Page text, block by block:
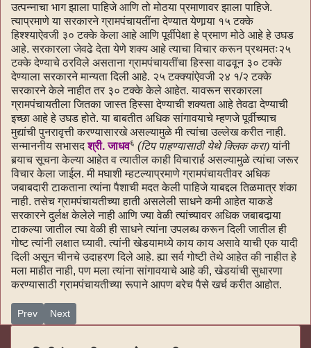
उत्पन्नाचा भाग झाला पाहिजे आणि तो मोठया प्रमाणावर झाला पाहिजे.
त्याप्रमाणे या सरकारने ग्रामपंचायतींना देण्यात येणार्‍या १५ टक्के
हिश्श्याऐवजी ३० टक्के केला आहे आणि पूर्वीपेक्षा हे प्रमाण मोठे आहे हे उघड
आहे. सरकारला जेवढे देता येणे शक्य आहे त्याचा विचार करून प्रथमतः२५
टक्के देण्याचे ठरविले असताना ग्रामपंचायतींचा हिस्सा वाढवून ३० टक्के
देण्याला सरकारने मान्यता दिली आहे. २५ टक्क्यांऐवजी २४ १/२ टक्के
सरकारने केले नाहीत तर ३० टक्के केले आहेत. यावरून सरकारला
ग्रामपंचायतीला जितका जास्त हिस्सा देण्याची शक्यता आहे तेवढा देण्याची
इच्छा आहे हे उघड होते. या बाबतीत अधिक सांगावयाचे म्हणजे पूर्वीच्याच
मुद्यांची पुनरावृत्ती करण्यासारखे असल्यामुळे मी त्यांचा उल्लेख करीत नाही.
सन्माननीय सभासदश्री. जाधव६ (टिप पाहण्यासाठी येथे क्लिक करा)यांनी
बर्‍याच सूचना केल्या आहेत व त्यातील काही विचारार्ह असल्यामुळे त्यांचा जरूर
विचार केला जाईल. मी मघाशी म्हटल्याप्रमाणे ग्रामपंचायतीवर अधिक
जबाबदारी टाकताना त्यांना पैशाची मदत केली पाहिजे याबद्दल तिळमात्र शंका
नाही. तसेच ग्रामपंचायतीच्या हाती असलेली साधने कमी आहेत याकडे
सरकारने दुर्लक्ष केलेले नाही आणि ज्या वेळी त्यांच्यावर अधिक जबाबदार्‍या
टाकल्या जातील त्या वेळी ही साधने त्यांना उपलब्ध करून दिली जातील ही
गोष्ट त्यांनी लक्षात घ्यावी. त्यांनी खेडयामध्ये काय काय असावे याची एक यादी
दिली असून चीनचे उदाहरण दिले आहे. ह्या सर्व गोष्टी तेथे आहेत की नाहीत हे
मला माहीत नाही, पण मला त्यांना सांगावयाचे आहे की, खेडयांची सुधारणा
करण्यासाठी ग्रामपंचायतीच्या रूपाने आपण बरेच पैसे खर्च करीत आहोत.
Previous article: भाग १ विधानसभेतील भाषणे-६(english)
Prev Next article: भाग १ विधानसभेतील भाषणे-४ (english)
Next